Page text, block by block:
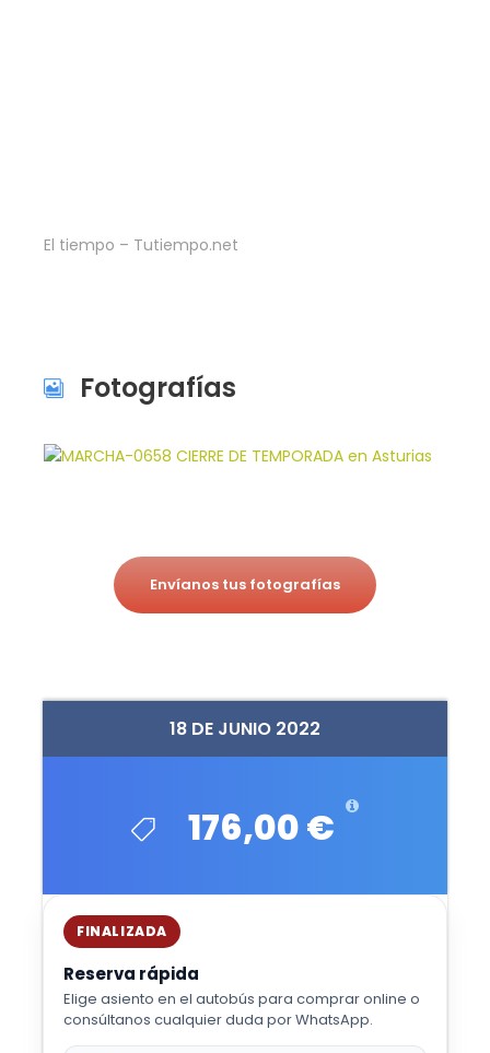
18 DE JUNIO 2022
176,00 €
FINALIZADA
Reserva rápida
Elige asiento en el autobús para comprar online o
consúltanos cualquier duda por WhatsApp.
El tiempo – Tutiempo.net
Fotografías
Envíanos tus fotografías